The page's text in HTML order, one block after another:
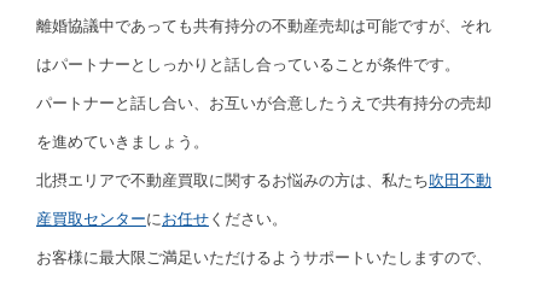
離婚協議中であっても共有持分の不動産売却は可能ですが、それ
はパートナーとしっかりと話し合っていることが条件です。
パートナーと話し合い、お互いが合意したうえで共有持分の売却
を進めていきましょう。
北摂エリアで不動産買取に関するお悩みの方は、私たち吹田不動
産買取センターに お任せ ください。
お客様に最大限ご満足いただけるようサポートいたしますので、